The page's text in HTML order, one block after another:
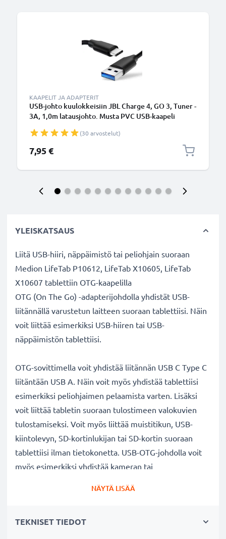
KAAPELIT JA ADAPTERIT
USB-johto kuulokkeisiin JBL Charge 4, GO 3, Tuner -
3A, 1,0m latausjohto. Musta PVC USB-kaapeli
(30 arvostelut)
7,95 €
YLEISKATSAUS
Liitä USB-hiiri, näppäimistö tai peliohjain suoraan
Medion LifeTab P10612, LifeTab X10605, LifeTab
X10607 tablettiin OTG-kaapelilla
OTG (On The Go) -adapterijohdolla yhdistät USB-
liitännällä varustetun laitteen suoraan tablettiisi. Näin
voit liittää esimerkiksi USB-hiiren tai USB-
näppäimistön tablettiisi.
OTG-sovittimella voit yhdistää liitännän USB C Type C
liitäntään USB A. Näin voit myös yhdistää tablettiisi
esimerkiksi peliohjaimen pelaamista varten. Lisäksi
voit liittää tabletin suoraan tulostimeen valokuvien
tulostamiseksi. Voit myös liittää muistitikun, USB-
kiintolevyn, SD-kortinlukijan tai SD-kortin suoraan
tablettiisi ilman tietokonetta. USB-OTG-johdolla voit
myös esimerkiksi yhdistää kameran tai
näppäimistöllä?
NÄYTÄ LISÄÄ
TEKNISET TIEDOT